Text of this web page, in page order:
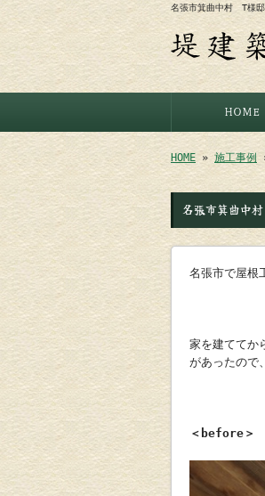
名張市箕曲中村 T様
HOME
HOME » 施工事例
名張市箕曲中
名張市で屋根
家を建ててか
があったので
＜before＞